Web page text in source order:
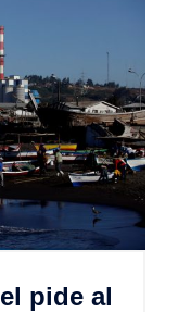
pide al